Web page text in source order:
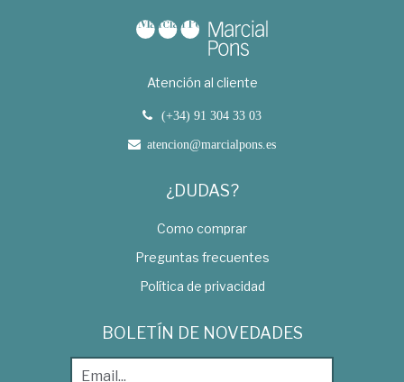
Atención al cliente
(+34) 91 304 33 03
atencion@marcialpons.es
¿DUDAS?
Como comprar
Preguntas frecuentes
Política de privacidad
BOLETÍN DE NOVEDADES